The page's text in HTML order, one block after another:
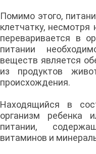
Помимо этого,
клетчатку, несмотря
переваривается в
питании
веществ является
из продуктов
происхождения.
Находящийся в
организм ребенка
питании,
витаминов и